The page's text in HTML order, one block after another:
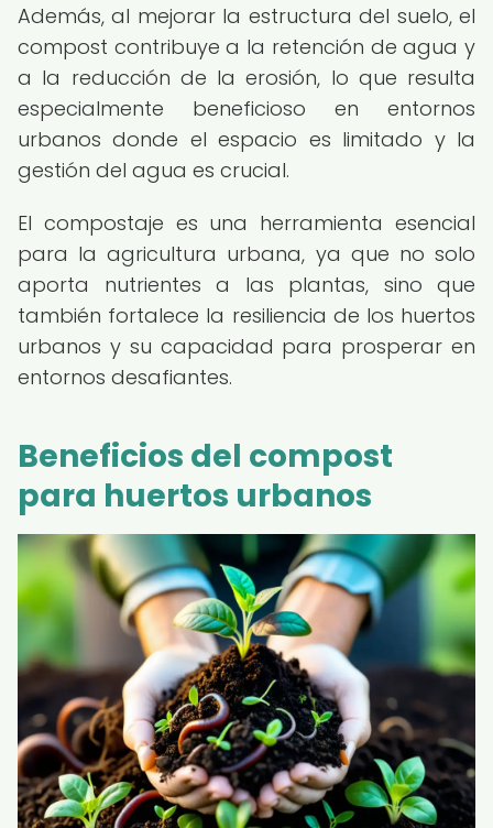
Además, al mejorar la estructura del suelo, el
compost contribuye a la retención de agua y
a la reducción de la erosión, lo que resulta
especialmente beneficioso en entornos
urbanos donde el espacio es limitado y la
gestión del agua es crucial.
El compostaje es una herramienta esencial
para la agricultura urbana, ya que no solo
aporta nutrientes a las plantas, sino que
también fortalece la resiliencia de los huertos
urbanos y su capacidad para prosperar en
entornos desafiantes.
Beneficios del compost
para huertos urbanos